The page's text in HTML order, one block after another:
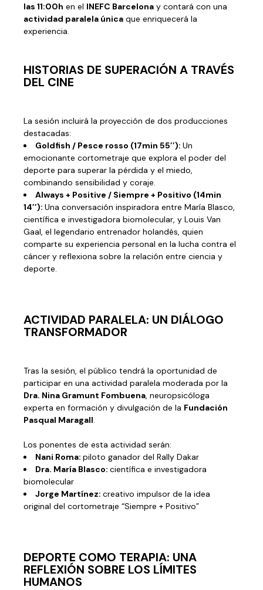
las 11:00h en el INEFC Barcelona y contará con una
actividad paralela única que enriquecerá la
experiencia.
HISTORIAS DE SUPERACIÓN A TRAVÉS
DEL CINE
La sesión incluirá la proyección de dos producciones
destacadas:
Goldfish / Pesce rosso (17min 55’’): Un
emocionante cortometraje que explora el poder del
deporte para superar la pérdida y el miedo,
combinando sensibilidad y coraje.
Always + Positive / Siempre + Positivo (14min
14’’): Una conversación inspiradora entre María Blasco,
científica e investigadora biomolecular, y Louis Van
Gaal, el legendario entrenador holandés, quien
comparte su experiencia personal en la lucha contra el
cáncer y reflexiona sobre la relación entre ciencia y
deporte.
ACTIVIDAD PARALELA: UN DIÁLOGO
TRANSFORMADOR
Tras la sesión, el público tendrá la oportunidad de
participar en una actividad paralela moderada por la
Dra. Nina Gramunt Fombuena, neuropsicóloga
experta en formación y divulgación de la Fundación
Pasqual Maragall.
Los ponentes de esta actividad serán:
Nani Roma: piloto ganador del Rally Dakar
Dra. María Blasco: científica e investigadora
biomolecular
Jorge Martínez: creativo impulsor de la idea
original del cortometraje “Siempre + Positivo”
DEPORTE COMO TERAPIA: UNA
REFLEXIÓN SOBRE LOS LÍMITES
HUMANOS